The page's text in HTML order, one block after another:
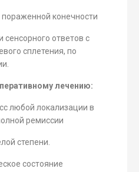
конечности
ответов с
сплетения, по
лечению:
любой локализации в
ремиссии
степени.
состояние